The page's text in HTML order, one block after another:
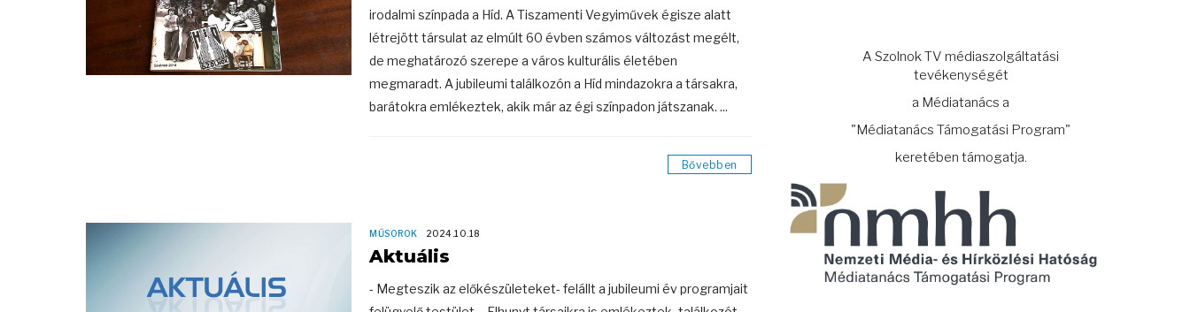
irodalmi színpada a Híd. A Tiszamenti Vegyiművek égisze alatt
létrejött társulat az elmúlt 60 évben számos változást megélt,
de meghatározó szerepe a város kulturális életében
megmaradt. A jubileumi találkozón a Híd mindazokra a társakra,
barátokra emlékeztek, akik már az égi színpadon játszanak. ...
Bővebben
MŰSOROK 2024.10.18
Aktuális
- Megteszik az előkészületeket- felállt a jubileumi év programjait
A Szolnok TV médiaszolgáltatási
tevékenységét
a Médiatanács a
"Médiatanács Támogatási Program"
keretében támogatja.